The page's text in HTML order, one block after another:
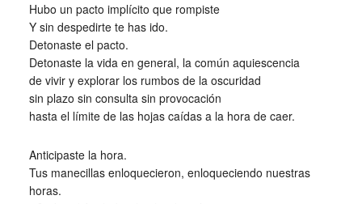
Hubo un pacto implícito que rompiste
Y sin despedirte te has ido.
Detonaste el pacto.
Detonaste la vida en general, la común aquiescencia
de vivir y explorar los rumbos de la oscuridad
sin plazo sin consulta sin provocación
hasta el límite de las hojas caídas a la hora de caer.
Anticipaste la hora.
Tus manecillas enloquecieron, enloqueciendo nuestras
horas.